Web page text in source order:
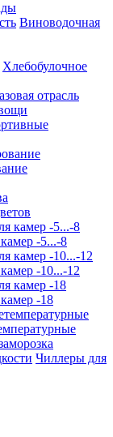
Виноводочная
Хлебобулочное
отрасль
-5...-8
-10...-12
-18
Чиллеры для